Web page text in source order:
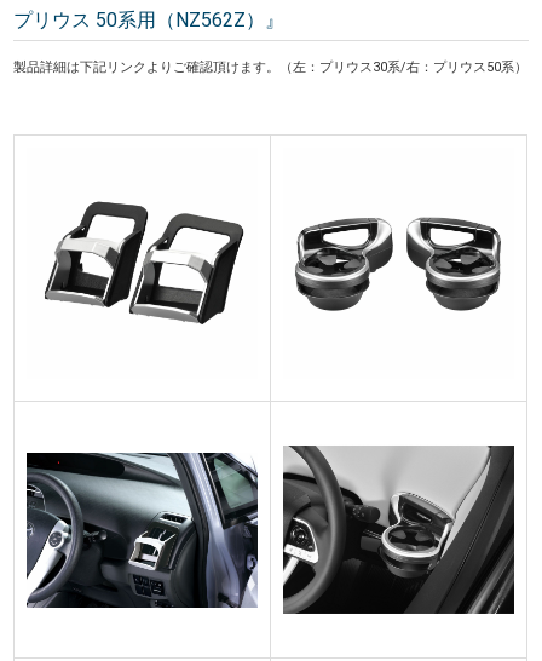
プリウス 50系用（NZ562Z）』
製品詳細は下記リンクよりご確認頂けます。（左：プリウス30系/右：プリウス50系）